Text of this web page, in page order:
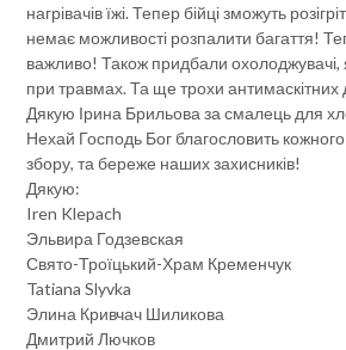
нагрівачів їжі. Тепер бійці зможуть
немає можливості розпалити багаття!
важливо! Також придбали охолоджувачі,
при травмах. Та ще трохи антимаскітних
Дякую Ірина Брильова за смалець для
Нехай Господь Бог благословить
збору, та береже наших захисників!
Дякую:
Iren Klepach
Эльвира Годзевская
Свято-Троїцький-Храм Кременчук
Tatiana Slyvka
Элина Кривчач Шиликова
Дмитрий Лючков